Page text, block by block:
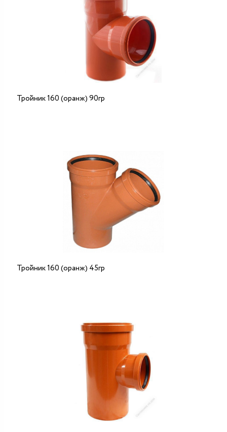
Тройник 160 (оранж) 90гр
Тройник 160 (оранж) 45гр